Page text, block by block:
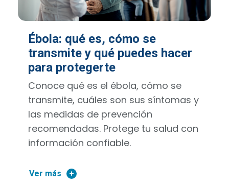
Ébola: qué es, cómo se
transmite y qué puedes hacer
para protegerte
Conoce qué es el ébola, cómo se
transmite, cuáles son sus síntomas y
las medidas de prevención
recomendadas. Protege tu salud con
información confiable.
Ver más